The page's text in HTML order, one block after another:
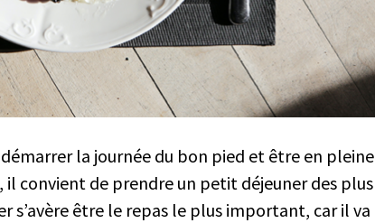
démarrer la journée du bon pied et être en pleine
il convient de prendre un petit déjeuner des plus
s’avère être le repas le plus important, car il va